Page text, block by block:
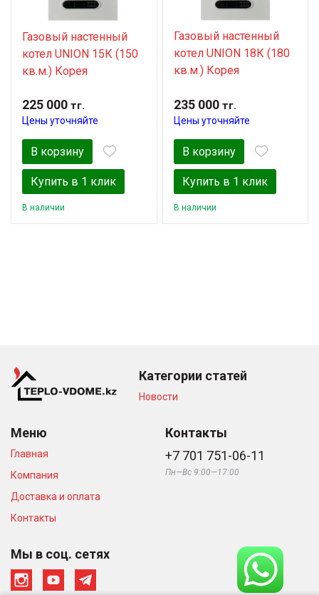
Газовый настенный
котел UNION 15К (150
кв.м.) Корея
225 000 тг.
Цены уточняйте
В корзину
Купить в 1 клик
В наличии
Газовый настенный
котел UNION 18К (180
кв.м.) Корея
235 000тг.
Цены уточняйте
В корзину
Купить в 1 клик
В наличии
Категории статей
Новости
Меню
Главная
Компания
Доставка и оплата
Контакты
Контакты
+7 701 751-06-11
Пн—Вс 9:00—17:00
Мы в соц. сетях